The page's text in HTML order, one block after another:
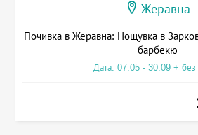
Жеравна
Почивка в Жеравна: Нощувка в
барбекю
Дата: 07.05 - 30.09 + без